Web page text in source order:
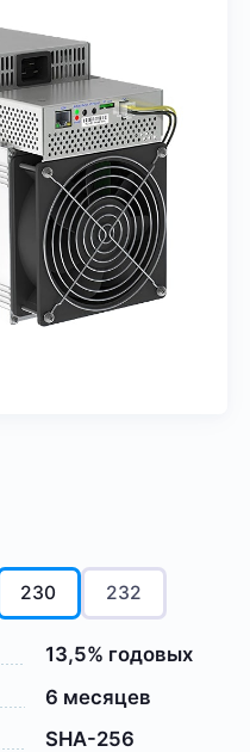
230 232
13,5% годовых
6 месяцев
SHA-256